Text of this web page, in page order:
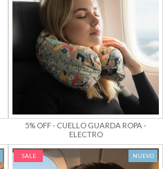
5% OFF - CUELLO GUARDA ROPA -
ELECTRO
NUEVO
SALE